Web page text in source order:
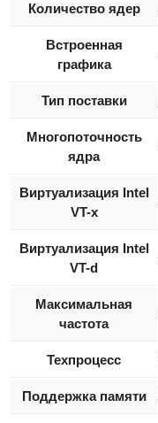
Количество ядер
Встроенная
графика
Тип поставки
Многопоточность
ядра
Виртуализация Intel
VT-x
Виртуализация Intel
VT-d
Максимальная
частота
Техпроцесс
Поддержка памяти